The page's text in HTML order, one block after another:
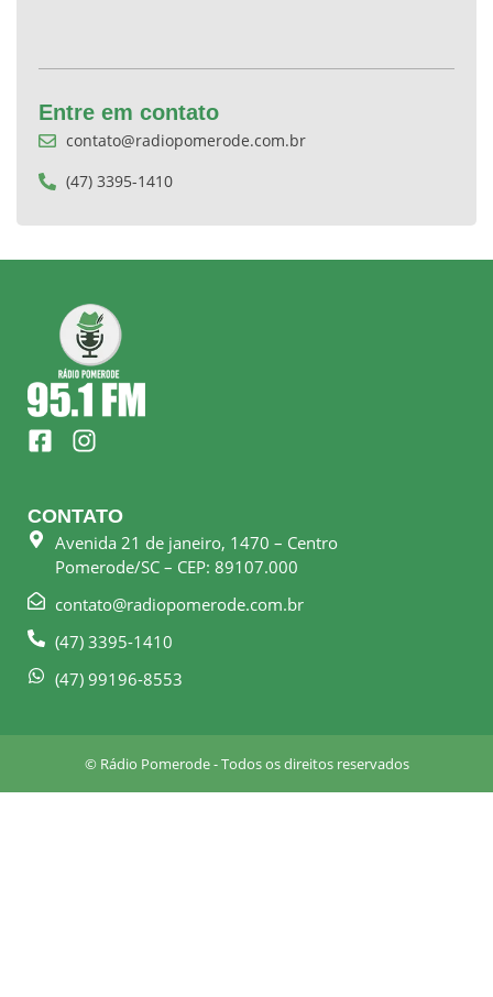
Entre em contato
contato@radiopomerode.com.br
(47) 3395-1410
F
a
e
b
o
k
s
q
a
I
n
t
a
g
r
a
m
CONTATO
Avenida 21 de janeiro, 1470 – Centro
Pomerode/SC – CEP: 89107.000
contato@radiopomerode.com.br
(47) 3395-1410
(47) 99196-8553
© Rádio Pomerode - Todos os direitos reservados